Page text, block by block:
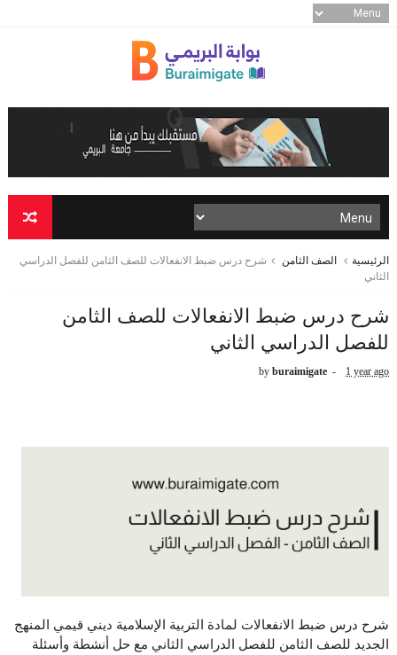
الرئيسية الصف الثامن
شرح درس ضبط الانفعالات للصف الثامن للفصل الدراسي
الثاني
شرح درس ضبط الانفعالات للصف الثامن
للفصل الدراسي الثاني
byburaimigate 1 year ago
شرح درس ضبط الانفعالات لمادة التربية الإسلامية ديني قيمي المنهج
الجديد للصف الثامن للفصل الدراسي الثاني مع حل أنشطة وأسئلة